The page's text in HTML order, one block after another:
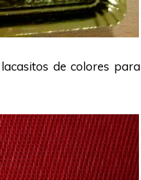
de colores para